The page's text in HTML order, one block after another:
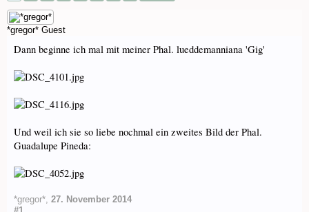
*gregor* Guest
Dann beginne ich mal mit meiner Phal. lueddemanniana 'Gig'
Und weil ich sie so liebe nochmal ein zweites Bild der Phal.
Guadalupe Pineda:
*gregor*, 27. November 2014